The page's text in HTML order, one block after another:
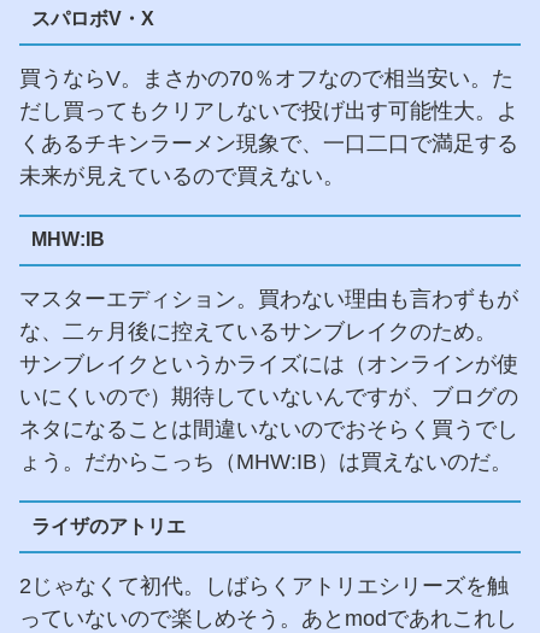
スパロボV・X
買うならV。まさかの70％オフなので相当安い。た
だし買ってもクリアしないで投げ出す可能性大。よ
くあるチキンラーメン現象で、一口二口で満足する
未来が見えているので買えない。
MHW:IB
マスターエディション。買わない理由も言わずもが
な、二ヶ月後に控えているサンブレイクのため。
サンブレイクというかライズには（オンラインが使
いにくいので）期待していないんですが、ブログの
ネタになることは間違いないのでおそらく買うでし
ょう。だからこっち（MHW:IB）は買えないのだ。
ライザのアトリエ
2じゃなくて初代。しばらくアトリエシリーズを触
っていないので楽しめそう。あとmodであれこれし